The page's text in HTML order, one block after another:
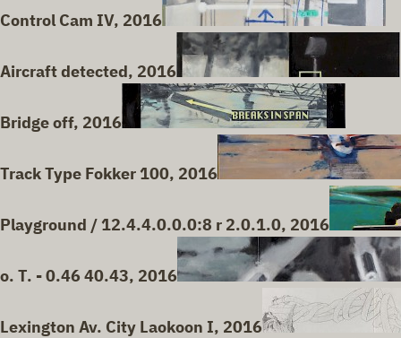
Control Cam IV, 2016
Aircraft detected, 2016
Bridge off, 2016
Track Type Fokker 100, 2016
Playground / 12.4.4.0.0.0:8 r 2.0.1.0, 2016
o. T. - 0.46 40.43, 2016
Lexington Av. City Laokoon I, 2016